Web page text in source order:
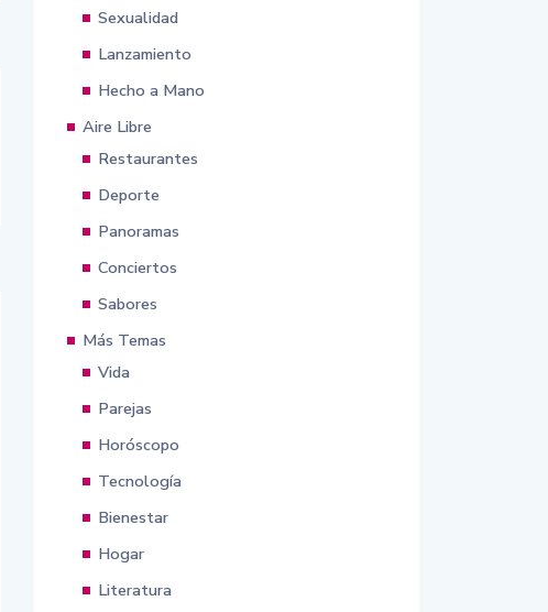
Sexualidad
Lanzamiento
Hecho a Mano
Aire Libre
Restaurantes
Deporte
Panoramas
Conciertos
Sabores
Más Temas
Vida
Parejas
Horóscopo
Tecnología
Bienestar
Hogar
Literatura